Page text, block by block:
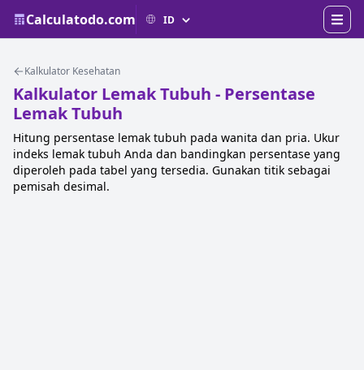
Calculatodo.com
Kalkulator Kesehatan
Kalkulator Lemak Tubuh - Persentase
Lemak Tubuh
Hitung persentase lemak tubuh pada wanita dan pria. Ukur
indeks lemak tubuh Anda dan bandingkan persentase yang
diperoleh pada tabel yang tersedia. Gunakan titik sebagai
pemisah desimal.